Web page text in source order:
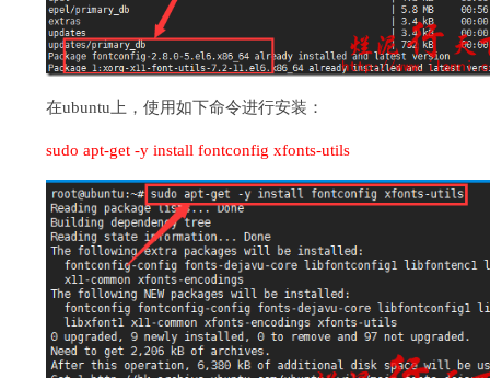
在ubuntu上，使用如下命令进行安装：
sudo apt-get -y install fontconfig xfonts-utils